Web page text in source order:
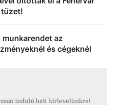
munkarendet az
és cégeknél
induló heti hírlevelünkre!